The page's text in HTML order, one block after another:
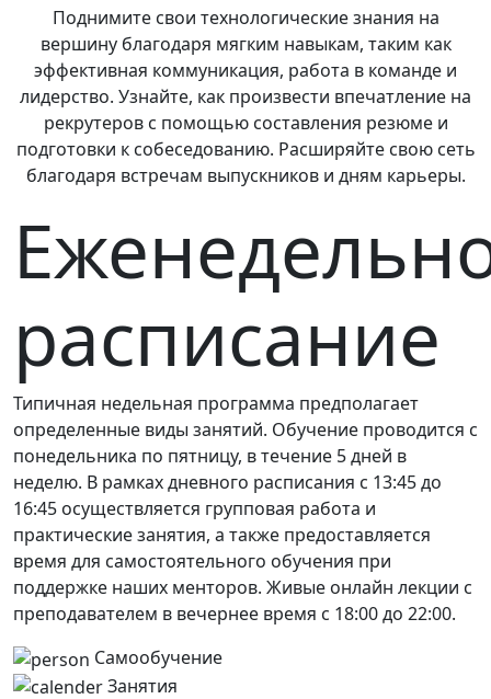
Поднимите свои технологические знания на
вершину благодаря мягким навыкам, таким как
эффективная коммуникация, работа в команде и
лидерство. Узнайте, как произвести впечатление на
рекрутеров с помощью составления резюме и
подготовки к собеседованию. Расширяйте свою сеть
благодаря встречам выпускников и дням карьеры.
расписание
Типичная недельная программа предполагает
определенные виды занятий. Обучение проводится с
понедельника по пятницу, в течение 5 дней в
неделю. В рамках дневного расписания с 13:45 до
16:45 осуществляется групповая работа и
практические занятия, а также предоставляется
время для самостоятельного обучения при
поддержке наших менторов. Живые онлайн лекции с
преподавателем в вечернее время с 18:00 до 22:00.
Самообучение
Занятия